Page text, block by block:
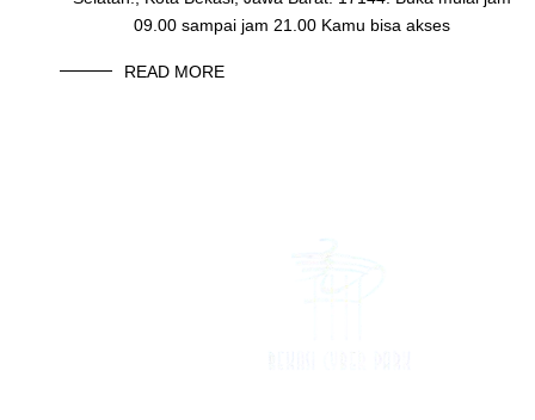
09.00 sampai jam 21.00 Kamu bisa akses
READ MORE